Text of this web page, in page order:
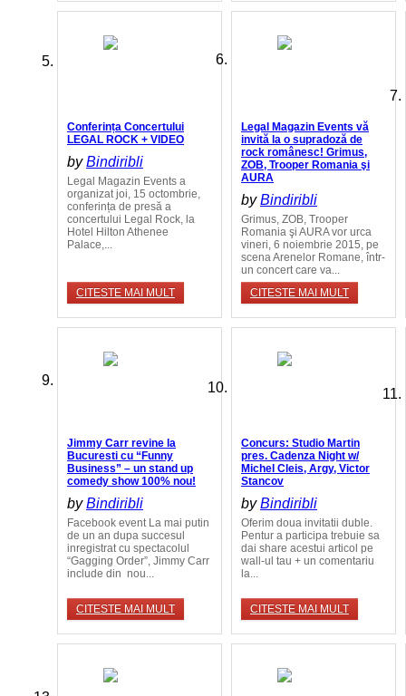
Conferința Concertului
LEGAL ROCK + VIDEO
byBindiribli
Legal Magazin Events a
organizat joi, 15 octombrie,
conferința de presă a
concertului Legal Rock, la
Hotel Hilton Athenee
Palace,...
CITESTE MAI MULT
Legal Magazin Events vă
invită la o supradoză de
rock românesc! Grimus,
ZOB, Trooper Romania şi
AURA
byBindiribli
Grimus, ZOB, Trooper
Romania şi AURA vor urca
vineri, 6 noiembrie 2015, pe
scena Arenelor Romane, într-
un concert care va...
CITESTE MAI MULT
Jimmy Carr revine la
Bucuresti cu “Funny
Business” – un stand up
comedy show 100% nou!
byBindiribli
Facebook event La mai putin
de un an dupa succesul
inregistrat cu spectacolul
“Gagging Order”, Jimmy Carr
include din nou...
CITESTE MAI MULT
Concurs: Studio Martin
pres. Cadenza Night w/
Michel Cleis, Argy, Victor
Stancov
byBindiribli
Oferim doua invitatii duble.
Pentur a participa trebuie sa
dai share acestui articol pe
wall-ul tau + un comentariu
la...
CITESTE MAI MULT